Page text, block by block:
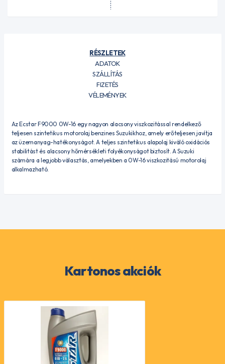
RÉSZLETEK
ADATOK
SZÁLLÍTÁS
FIZETÉS
VÉLEMÉNYEK
Az Ecstar F9000 0W-16 egy nagyon alacsony viszkozitással rendelkező
teljesen szintetikus motorolaj benzines Suzukikhoz, amely erőteljesen javítja
az üzemanyag-hatékonyságot. A teljes szintetikus alapolaj kiváló oxidációs
stabilitást és alacsony hőmérsékleti folyékonyságot biztosít. A Suzuki
számára a legjobb választás, amelyekben a 0W-16 viszkozitású motorolaj
alkalmazható.
Kartonos akciók